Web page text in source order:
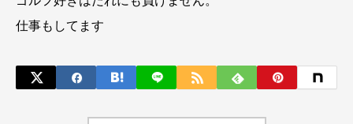
仕事もしてます